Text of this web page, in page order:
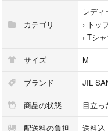
自宅保管のため、古着にご理
気になる点があれば、写真
い。
カテゴリ
レディ
› トッ
› Tシ
サイズ M
ブランド JIL
商品の状態 目立っ
配送料の負担 送料込